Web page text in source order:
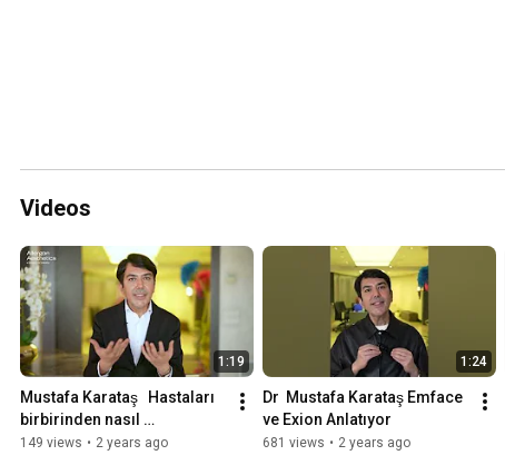
Videos
1:19
Mustafa Karataş   Hastaları
birbirinden nasıl
ayırıyorsunuz
149 views • 2 years ago
1:24
Dr  Mustafa Karataş Emface
ve Exion Anlatıyor
681 views • 2 years ago